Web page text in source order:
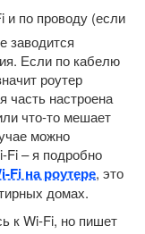
и по проводу (если
заводится
Если по кабелю
роутер
часть настроена
что-то мешает
можно
Fi – я подробно
Fi на роутере, это
домах.
к Wi-Fi, но пишет